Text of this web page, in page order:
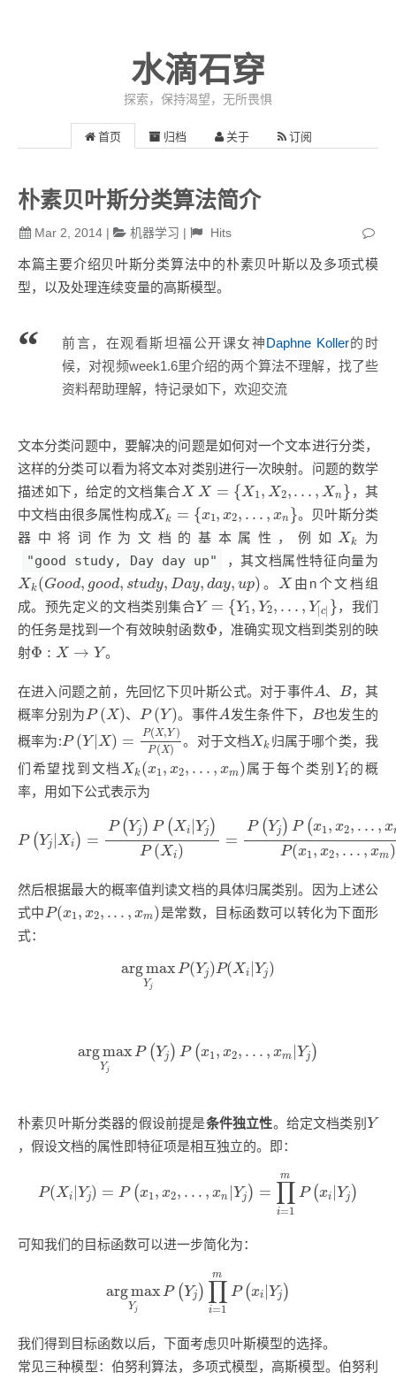
水滴石穿
探索，保持渴望，无所畏惧
首页 归档 关于 订阅
朴素贝叶斯分类算法简介
Mar 2, 2014 | 机器学习 | Hits
本篇主要介绍贝叶斯分类算法中的朴素贝叶斯以及多项式模
型，以及处理连续变量的高斯模型。
前言，在观看斯坦福公开课女神Daphne Koller的时
候，对视频week1.6里介绍的两个算法不理解，找了些
资料帮助理解，特记录如下，欢迎交流
文本分类问题中，要解决的问题是如何对一个文本进行分类，
这样的分类可以看为将文本对类别进行一次映射。问题的数学
描述如下，给定的文档集合X
X X = {X 1, X2,. . . , Xn }
X= 1 ,X ,...
，其
中文档由很多属性构成Xk = {x1, x2, . . . , xn }
Xk 1
。贝叶斯分类
器中将词作为文档的基本属性，例如 X k
Xk 为
"good study, Day day up"
，其文档属性特征向量为
Xk(Good, good, study, Day, day, up)
Xk (Go d, d tu dy Da a 。 X
X 由n个文档组
成。预先定义的文档类别集合Y = {Y1, Y2, . . . , Y c| }
Y= Y1,Y 2,. c|}
，我们
的任务是找到一个有效映射函数Φ
Φ，准确实现文档到类别的映
射Φ : X → Y
Φ X → Y 。
在进入问题之前，先回忆下贝叶斯公式。对于事件A
A、 B
B，其
概率分别为P (X)
P( X) 、 P (Y)
P( Y) 。事件A
A 发生条件下， B
B也发生的
概率为:P (Y| X) = P(X,Y)
P(X)
X) P X,Y)P(
。对于文档X k
Xk 归属于哪个类，我
们希望找到文档Xk(x1 , x2, . . . , xm)
Xk (x 1 x 属于每个类别 Yi
Yi的概
率，用如下公式表示为
P (Yj |Xi ) =
P (Yj ) P (Xi |Yj )
P (Xi)
=
P (Yj ) P (x1 , x2, . .. , x
P(x1, x2, . . . , xm)
j)P(Xi Yj )P( Xi)= )P (x1, x2 ,.
然后根据最大的概率值判读文档的具体归属类别。因为上述公
式中P(x1, x2, .. . , xm)
P(x
是常数，目标函数可以转化为下面形
式：
argmax
Yj
P(Yj)P(Xi |Yj)
YjP(Y )P (X i|Yj)
argmax
Yj
P (Yj ) P (x1 , x2, . . . , xm |Yj )
maxY jP(Y j)P( Yj)
朴素贝叶斯分类器的假设前提是条件独立性。给定文档类别 Y
Y
，假设文档的属性即特征项是相互独立的。即：
P(Xi Yj) = P (x1 , x2, … , xn Yj ) =
m
∏
i=1
P (xi |Yj )
m
可知我们的目标函数可以进一步简化为：
argmax
Yj
P (Yj )
m
∏
i=1
P (xi |Yj )
∏
我们得到目标函数以后，下面考虑贝叶斯模型的选择。
常见三种模型：伯努利算法，多项式模型，高斯模型。伯努利